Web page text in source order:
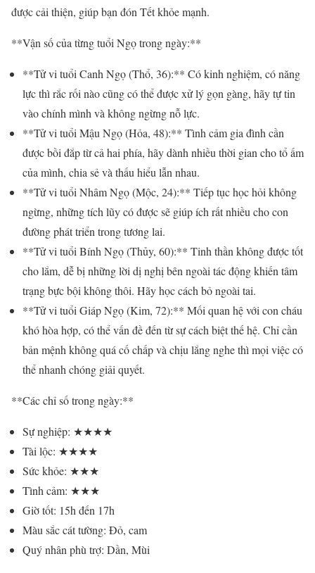
được cải thiện, giúp bạn đón Tết khỏe mạnh.
**Vận số của từng tuổi Ngọ trong ngày:**
**Tử vi tuổi Canh Ngọ (Thổ, 36):** Có kinh nghiệm, có năng
lực thì rắc rối nào cũng có thể được xử lý gọn gàng, hãy tự tin
vào chính mình và không ngừng nỗ lực.
**Tử vi tuổi Mậu Ngọ (Hỏa, 48):** Tình cảm gia đình cần
được bồi đắp từ cả hai phía, hãy dành nhiều thời gian cho tổ ấm
của mình, chia sẻ và thấu hiểu lẫn nhau.
**Tử vi tuổi Nhâm Ngọ (Mộc, 24):** Tiếp tục học hỏi không
ngừng, những tích lũy có được sẽ giúp ích rất nhiều cho con
đường phát triển trong tương lai.
**Tử vi tuổi Bính Ngọ (Thủy, 60):** Tinh thần không được tốt
cho lắm, dễ bị những lời dị nghị bên ngoài tác động khiến tâm
trạng bực bội không thôi. Hãy học cách bỏ ngoài tai.
**Tử vi tuổi Giáp Ngọ (Kim, 72):** Mối quan hệ với con cháu
khó hòa hợp, có thể vấn đề đến từ sự cách biệt thế hệ. Chỉ cần
bản mệnh không quá cố chấp và chịu lắng nghe thì mọi việc có
thể nhanh chóng giải quyết.
**Các chỉ số trong ngày:**
Sự nghiệp: ★★★★
Tài lộc: ★★★★
Sức khỏe: ★★★
Tình cảm: ★★★
Giờ tốt: 15h đến 17h
Màu sắc cát tường: Đỏ, cam
Quý nhân phù trợ: Dần, Mùi